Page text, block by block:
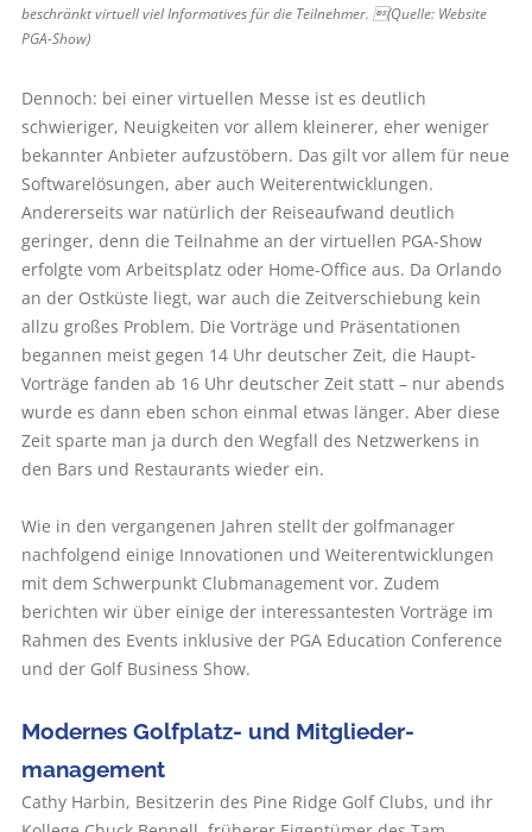
beschränkt virtuell viel Informatives für die Teilnehmer. (Quelle: Website
PGA-Show)
Dennoch: bei einer virtuellen Messe ist es deutlich
schwieriger, Neuigkeiten vor allem kleinerer, eher weniger
bekannter Anbieter aufzustöbern. Das gilt vor allem für neue
Softwarelösungen, aber auch Weiterentwicklungen.
Andererseits war natürlich der Reiseaufwand deutlich
geringer, denn die Teilnahme an der virtuellen PGA-Show
erfolgte vom Arbeitsplatz oder Home-Office aus. Da Orlando
an der Ostküste liegt, war auch die Zeitverschiebung kein
allzu großes Problem. Die Vorträge und Präsentationen
begannen meist gegen 14 Uhr deutscher Zeit, die Haupt-
Vorträge fanden ab 16 Uhr deutscher Zeit statt – nur abends
wurde es dann eben schon einmal etwas länger. Aber diese
Zeit sparte man ja durch den Wegfall des Netzwerkens in
den Bars und Restaurants wieder ein.
Wie in den vergangenen Jahren stellt der golfmanager
nachfolgend einige Innovationen und Weiterentwicklungen
mit dem Schwerpunkt Clubmanagement vor. Zudem
berichten wir über einige der interessantesten Vorträge im
Rahmen des Events inklusive der PGA Education Conference
und der Golf Business Show.
Modernes Golfplatz- und Mitglieder­
management
Cathy Harbin, Besitzerin des Pine Ridge Golf Clubs, und ihr